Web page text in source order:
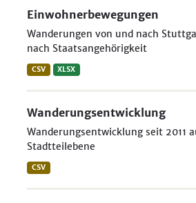
Einwohnerbewegungen
Wanderungen von und nach
nach Staatsangehörigkeit
CSV XLSX
Wanderungsentwicklung
Wanderungsentwicklung seit 2011
Stadtteilebene
CSV